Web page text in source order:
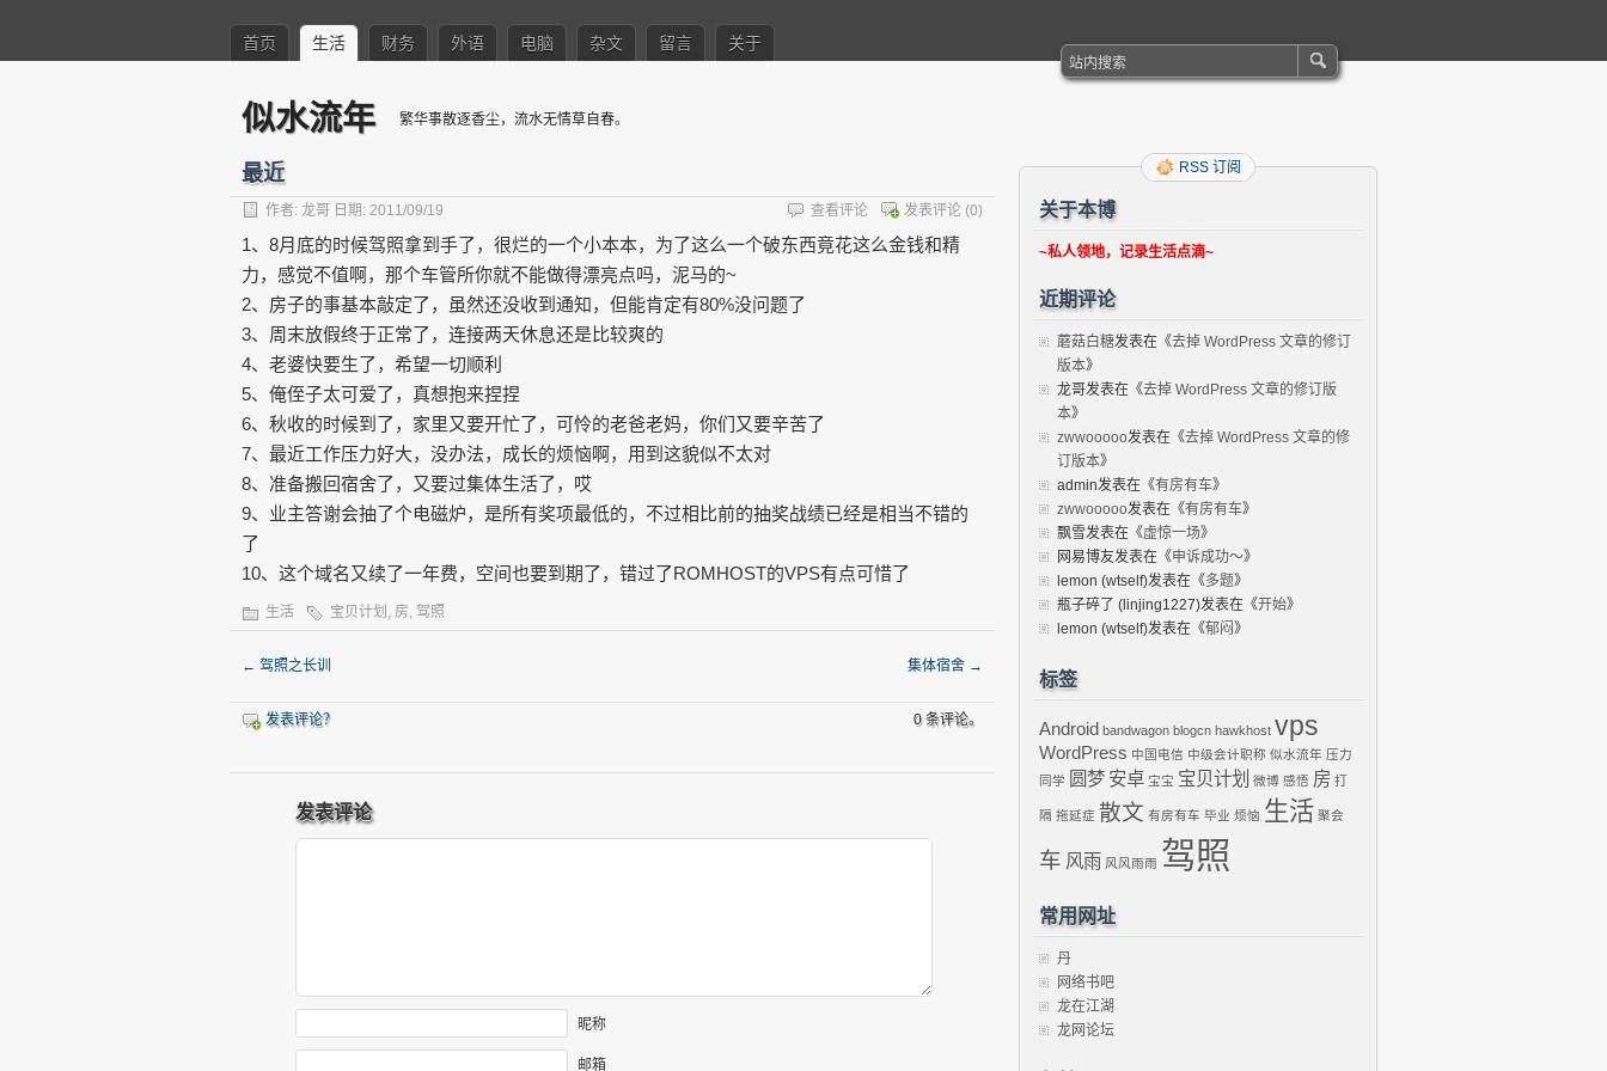
首页 生活 财务 外语 电脑 杂文 留言 关于
似水流年 繁华事散逐香尘，流水无情草自春。
最近
作者: 龙哥 日期: 2011/09/19 发表评论 (0)
查看评论
1、8月底的时候驾照拿到手了，很烂的一个小本本，为了这么一个破东西竟花这么金钱和精
力，感觉不值啊，那个车管所你就不能做得漂亮点吗，泥马的~
2、房子的事基本敲定了，虽然还没收到通知，但能肯定有80%没问题了
3、周末放假终于正常了，连接两天休息还是比较爽的
4、老婆快要生了，希望一切顺利
5、俺侄子太可爱了，真想抱来捏捏
6、秋收的时候到了，家里又要开忙了，可怜的老爸老妈，你们又要辛苦了
7、最近工作压力好大，没办法，成长的烦恼啊，用到这貌似不太对
8、准备搬回宿舍了，又要过集体生活了，哎
9、业主答谢会抽了个电磁炉，是所有奖项最低的，不过相比前的抽奖战绩已经是相当不错的
了
10、这个域名又续了一年费，空间也要到期了，错过了ROMHOST的VPS有点可惜了
生活 宝贝计划 , 房, 驾照
← 驾照之长训 集体宿舍 →
发表评论？ 0 条评论。
发表评论
昵称
邮箱
RSS 订阅
关于本博
~私人领地，记录生活点滴~
近期评论
蘑菇白糖发表在《去掉 WordPress 文章的修订
版本》
龙哥发表在《去掉 WordPress 文章的修订版
本》
zwwooooo发表在《去掉 WordPress 文章的修
订版本》
admin发表在《有房有车》
zwwooooo发表在《有房有车》
飘雪发表在《虚惊一场》
网易博友发表在《申诉成功～》
lemon (wtself)发表在《多题》
瓶子碎了 (linjing1227)发表在《开始》
lemon (wtself)发表在《郁闷》
标签
Android bandwagon blogcn hawkhost vps
WordPress 中国电信 中级会计职称 似水流年 压力
同学 圆梦 安卓 宝宝 宝贝计划 微博 感悟 房 打
隔 拖延症 散文 有房有车 毕业 烦恼 生活 聚会
车 风雨 风风雨雨 驾照
常用网址
丹
网络书吧
龙在江湖
龙网论坛